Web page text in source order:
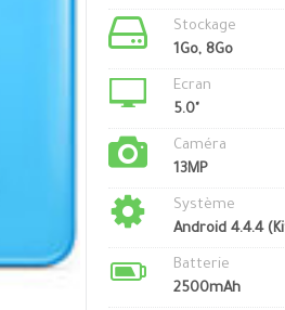
Stockage
1Go, 8Go
Ecran
5.0"
Caméra
13MP
Système
Android 4.4.4
Batterie
2500mAh